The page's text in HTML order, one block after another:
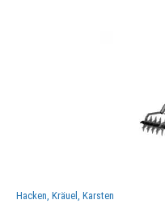
Hacken, Kräuel, Karsten